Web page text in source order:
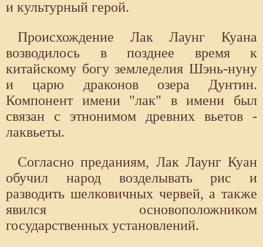
и культурный герой.
Происхождение Лак Лаунг Куана
возводилось в позднее время к
китайскому богу земледелия Шэнь-нуну
и царю драконов озера Дунтин.
Компонент имени "лак" в имени был
связан с этнонимом древних вьетов -
лаквьеты.
Согласно преданиям, Лак Лаунг Куан
обучил народ возделывать рис и
разводить шелковичных червей, а также
явился основоположником
государственных установлений.